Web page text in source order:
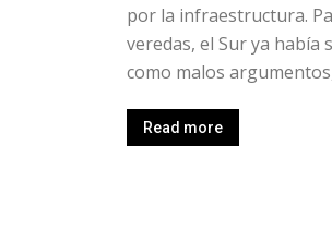
por la infraestructura.
veredas, el Sur ya había
como malos
Read more